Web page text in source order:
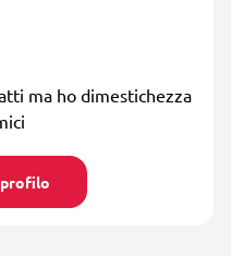
ma ho dimestichezza
profilo